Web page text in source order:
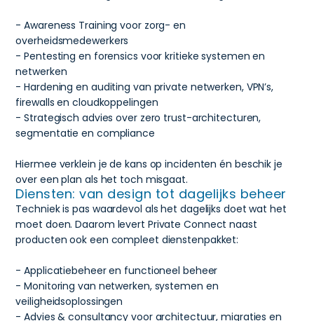
- Awareness Training voor zorg- en
overheidsmedewerkers
- Pentesting en forensics voor kritieke systemen en
netwerken
- Hardening en auditing van private netwerken, VPN’s,
firewalls en cloudkoppelingen
- Strategisch advies over zero trust-architecturen,
segmentatie en compliance
Hiermee verklein je de kans op incidenten én beschik je
over een plan als het toch misgaat.
Diensten: van design tot dagelijks beheer
Techniek is pas waardevol als het dagelijks doet wat het
moet doen. Daarom levert Private Connect naast
producten ook een compleet dienstenpakket:
- Applicatiebeheer en functioneel beheer
- Monitoring van netwerken, systemen en
veiligheidsoplossingen
- Advies & consultancy voor architectuur, migraties en